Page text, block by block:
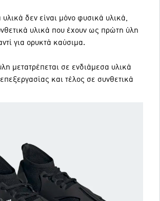
υλικά δεν είναι μόνο φυσικά υλικά,
υλικά που έχουν ως πρώτη ύλη
για ορυκτά καύσιμα.
μετατρέπεται σε ενδιάμεσα υλικά
και τέλος σε συνθετικά